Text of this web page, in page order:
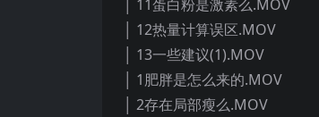
│ 11蛋白粉是激素么.MOV
│ 12热量计算误区.MOV
│ 13一些建议(1).MOV
│ 1肥胖是怎么来的.MOV
│ 2存在局部瘦么.MOV